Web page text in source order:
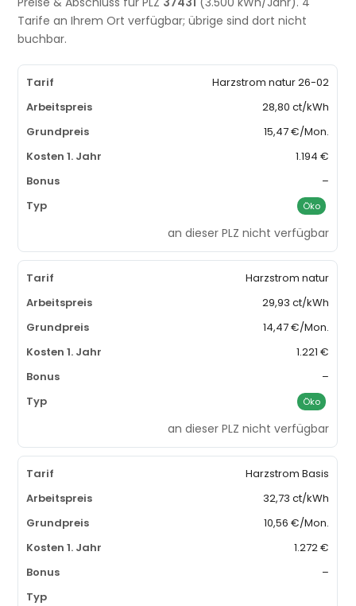
Tarife an Ihrem Ort verfügbar; übrige sind dort nicht
buchbar.
Harzstrom natur 26-02
28,80 ct/kWh
15,47 €/Mon.
1.194 €
–
Öko
an dieser PLZ nicht verfügbar
Harzstrom natur
29,93 ct/kWh
14,47 €/Mon.
1.221 €
–
Öko
an dieser PLZ nicht verfügbar
Harzstrom Basis
32,73 ct/kWh
10,56 €/Mon.
1.272 €
–